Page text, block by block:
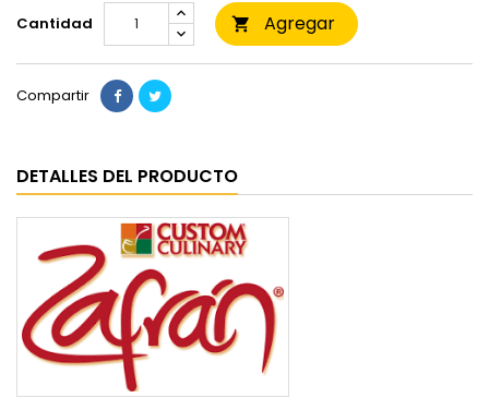
Cantidad  Agregar
Compartir
DETALLES DEL PRODUCTO